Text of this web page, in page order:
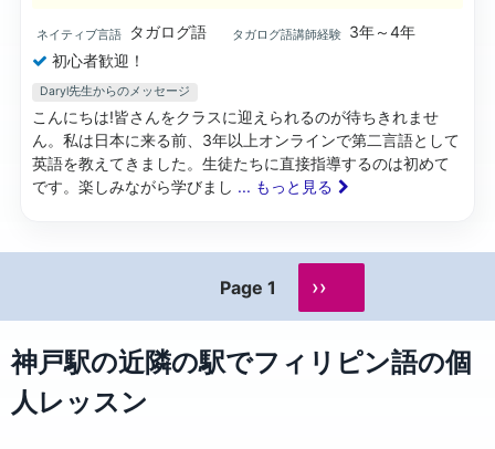
ネイティブ言語 タガログ語 タガログ語講師経験
3年～4年
初心者歓迎！
Daryl先生からのメッセージ
こんにちは!皆さんをクラスに迎えられるのが待ちきれませ
ん。私は日本に来る前、3年以上オンラインで第二言語として
英語を教えてきました。生徒たちに直接指導するのは初めて
です。楽しみながら学びまし ... もっと見る
Page 1 ››
神戸駅の近隣の駅でフィリピン語の個
人レッスン